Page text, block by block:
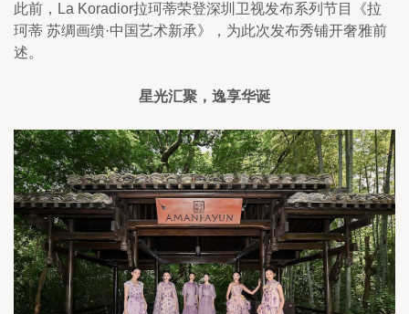
此前，La Koradior拉珂蒂荣登深圳卫视发布系列节目《拉
珂蒂 苏绸画缋·中国艺术新承》，为此次发布秀铺开奢雅前
述。
星光汇聚，逸享华诞